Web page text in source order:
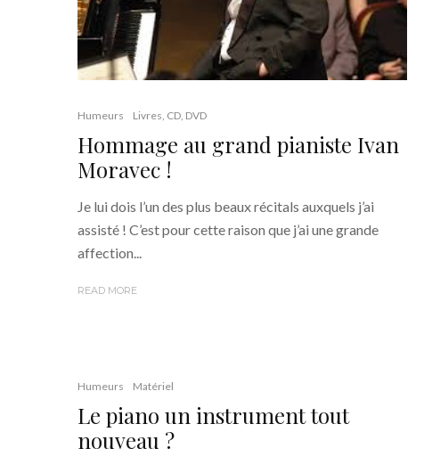
Humeurs Livres, CD, DVD
Hommage au grand pianiste Ivan
Moravec !
Je lui dois l’un des plus beaux récitals auxquels j’ai
assisté ! C’est pour cette raison que j’ai une grande
affection...
READ MORE
Humeurs Matériel
Le piano un instrument tout
nouveau ?